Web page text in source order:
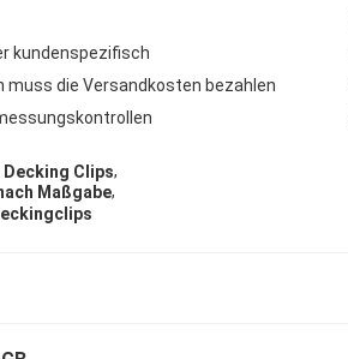
kundenspezifisch
muss die Versandkosten bezahlen
Decking Clips,
Maßgabe,